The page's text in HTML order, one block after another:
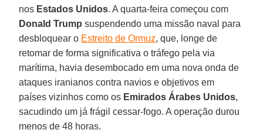
nos Estados Unidos. A quarta-feira começou com
Donald Trump suspendendo uma missão naval para
desbloquear o Estreito de Ormuz, que, longe de
retomar de forma significativa o tráfego pela via
marítima, havia desembocado em uma nova onda de
ataques iranianos contra navios e objetivos em
países vizinhos como os Emirados Árabes Unidos,
sacudindo um já frágil cessar-fogo. A operação durou
menos de 48 horas.